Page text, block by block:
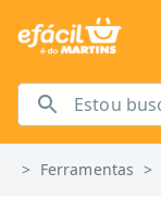
> Ferramentas >